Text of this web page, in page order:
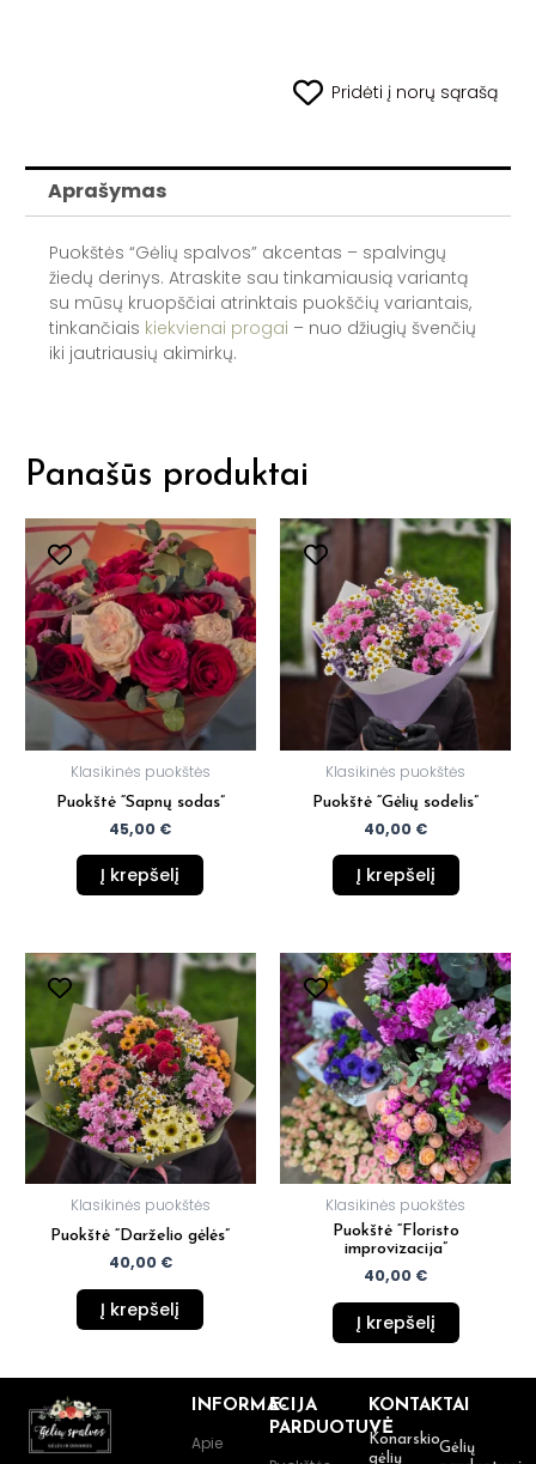
Pridėti į norų sąrašą
Aprašymas
Puokštės “Gėlių spalvos” akcentas – spalvingų
žiedų derinys. Atraskite sau tinkamiausią variantą
su mūsų kruopščiai atrinktais puokščių variantais,
tinkančiais kiekvienai progai – nuo džiugių švenčių
iki jautriausių akimirkų.
Panašūs produktai
Klasikinės puokštės
Puokštė “Sapnų sodas”
45,00 €
Į krepšelį
Klasikinės puokštės
Puokštė “Gėlių sodelis”
40,00 €
Į krepšelį
Klasikinės puokštės
Puokštė “Darželio gėlės”
40,00 €
Į krepšelį
Klasikinės puokštės
Puokštė “Floristo
improvizacija”
40,00 €
Į krepšelį
INFORMACIJA
Apie
E-
PARDUOTUVĖ
KONTAKTAI
Konarskio
gėlių
Gėlių